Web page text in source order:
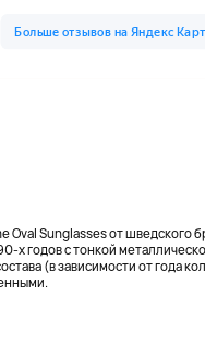
Sunglasses от шведского
х годов с тонкой
(в зависимости от года